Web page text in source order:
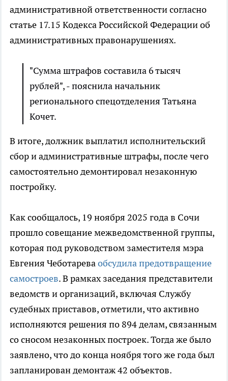
административной ответственности согласно
статье 17.15 Кодекса Российской Федерации об
административных правонарушениях.
"Сумма штрафов составила 6 тысяч
рублей", - пояснила начальник
регионального спецотделения Татьяна
Кочет.
В итоге, должник выплатил исполнительский
сбор и административные штрафы, после чего
самостоятельно демонтировал незаконную
постройку.
Как сообщалось, 19 ноября 2025 года в Сочи
прошло совещание межведомственной группы,
которая под руководством заместителя мэра
Евгения Чеботареваобсудила предотвращение
самостроев. В рамках заседания представители
ведомств и организаций, включая Службу
судебных приставов, отметили, что активно
исполняются решения по 894 делам, связанным
со сносом незаконных построек. Тогда же было
заявлено, что до конца ноября того же года был
запланирован демонтаж 42 объектов.